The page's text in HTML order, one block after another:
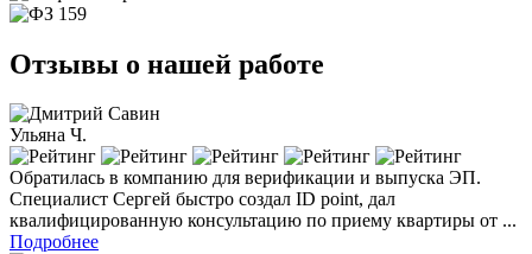
Отзывы о нашей работе
Ульяна Ч.
Обратилась в компанию для верификации и выпуска ЭП.
Специалист Сергей быстро создал ID point, дал
квалифицированную консультацию по приему квартиры от ...
Подробнее